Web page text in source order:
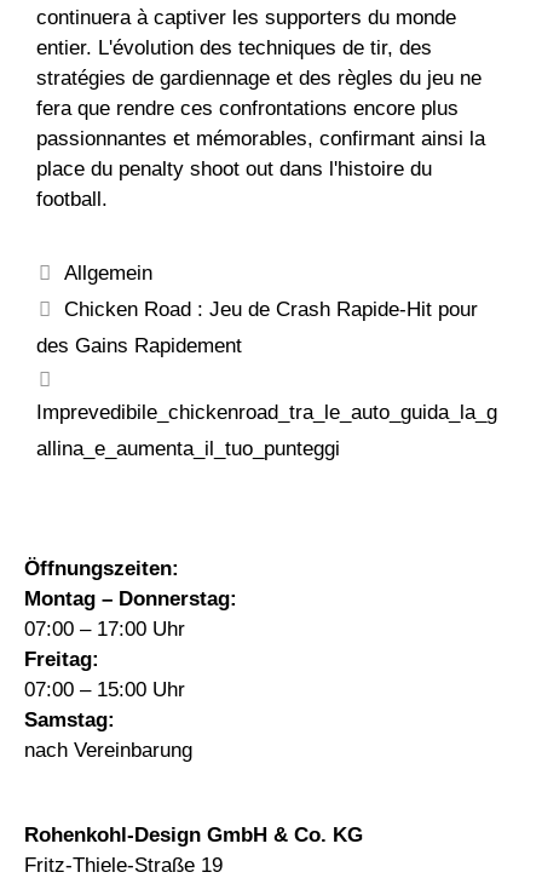
continuera à captiver les supporters du monde
entier. L'évolution des techniques de tir, des
stratégies de gardiennage et des règles du jeu ne
fera que rendre ces confrontations encore plus
passionnantes et mémorables, confirmant ainsi la
place du penalty shoot out dans l'histoire du
football.
Allgemein
Chicken Road : Jeu de Crash Rapide‑Hit pour
des Gains Rapidement
Imprevedibile_chickenroad_tra_le_auto_guida_la_g
allina_e_aumenta_il_tuo_punteggi
Öffnungszeiten:
Montag – Donnerstag:
07:00 – 17:00 Uhr
Freitag:
07:00 – 15:00 Uhr
Samstag:
nach Vereinbarung
Rohenkohl-Design GmbH & Co. KG
Fritz-Thiele-Straße 19